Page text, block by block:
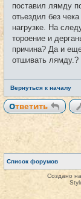
поставил лямду
отьездил без
нагрузке. На
тороение и
причина? Да и
отшивать лямду.?
Вернуться к началу
Ответить
Список форумов
Создано